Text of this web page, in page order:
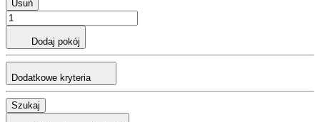
Usuń
Dodaj pokój
Dodatkowe kryteria
Szukaj